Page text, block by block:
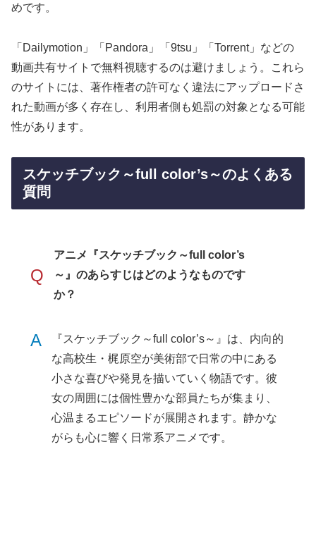
めです。
「Dailymotion」「Pandora」「9tsu」「Torrent」などの
動画共有サイトで無料視聴するのは避けましょう。これら
のサイトには、著作権者の許可なく違法にアップロードさ
れた動画が多く存在し、利用者側も処罰の対象となる可能
性があります。
スケッチブック～full color’s～のよくある
質問
Q
アニメ『スケッチブック～full color’s
～』のあらすじはどのようなものです
か？
A
『スケッチブック～full color’s～』は、内向的
な高校生・梶原空が美術部で日常の中にある
小さな喜びや発見を描いていく物語です。彼
女の周囲には個性豊かな部員たちが集まり、
心温まるエピソードが展開されます。静かな
がらも心に響く日常系アニメです。